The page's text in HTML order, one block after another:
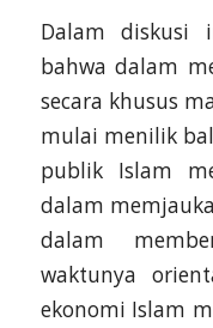
Dalam diskusi
bahwa dalam
secara khusus
mulai menilik
publik Islam
dalam
dalam
waktunya
ekonomi Islam